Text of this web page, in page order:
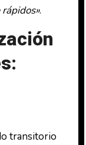
.
transitorio